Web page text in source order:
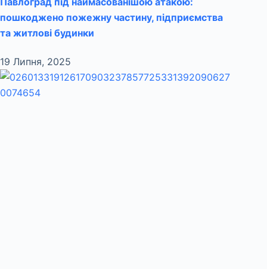
пошкоджено пожежну частину, підприємства
та житлові будинки
19 Липня, 2025